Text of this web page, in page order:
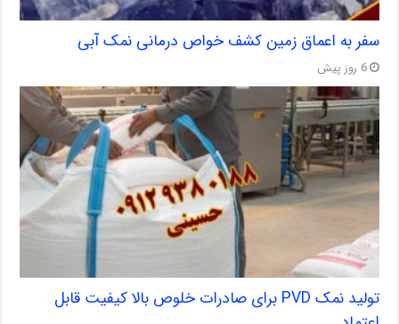
سفر به اعماق زمین کشف خواص درمانی نمک آبی
6 روز پیش
تولید نمک PVD برای صادرات خلوص بالا کیفیت قابل